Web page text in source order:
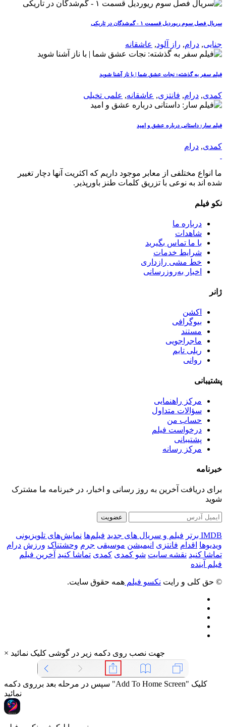
سریال فصل سوم ریوردیل قسمت ۱ - گم‌شدگان در تاریکی
جنایی, درام, راز آلود, عاشقانه
فیلم سفر به گذشته: نجات عشق شما | با ناز آشنا شوید
کمدی, درام, فانتزی, عاشقانه, علمی تخیلی
فیلم سار: داستانی درباره عشق و امید
کمدی, درام
ما انواع مختلفی از معابر موجود داریم که اکثریت آنها دچار تغییر
شده اند به نوعی با تزریق کلمات طنز باورپذیر.
نکو فیلم
درباره ما
شاهدات
با ما تماس بگیرید
شرایط خدمات
خط مشی رازداری
اخبار به‌روزرسانی
ژانر
اکشن
بیوگرافی
مستند
ماجراجویی
ریلی تایم
روانی
پشتیبانی
مرکز راهنمایی
سؤالات متداول
حساب من
درخواست فیلم
پشتیبانی
مرکز رسانه
خبرنامه
برای دریافت آخرین به روز رسانی و اخبار، در خبرنامه ما مشترک
شوید
عضویت
IMDB برتر فیلم و سریال های جدید فیلم‌ها نمایش‌های تلویزیونی
ویدیوها اقدام فانتزی انیمیشن موسیقی جرم وحشتناک ورزش درام
تماشا کنید نقشه سایت شو کمدی کمدی تماشا کنید آخرین فیلم
فیلم آینده
© حق کلی و رایت نکسو فیلم همه حقوق سایت.
× جهت نصب روی دکمه زیر در گوشی کلیک نمائید
سپس در مرحله بعد برروی دکمه "Add To Home Screen" کلیک
نمائید